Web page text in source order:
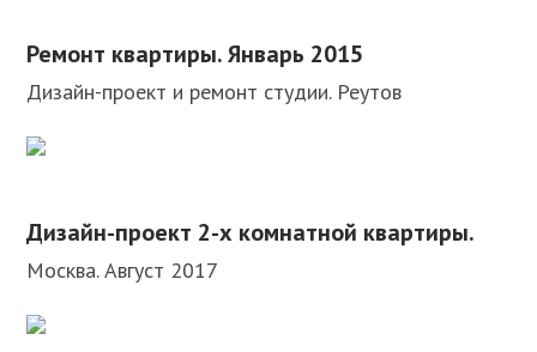
Ремонт квартиры. Январь 2015
Дизайн-проект и ремонт студии. Реутов
Дизайн-проект 2-х комнатной квартиры.
Москва. Август 2017